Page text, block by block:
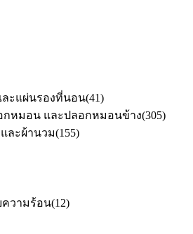
ะแผ่นรองที่นอน(41)
กหมอน และปลอกหมอนข้าง(305)
ละผ้านวม(155)
ความร้อน(12)